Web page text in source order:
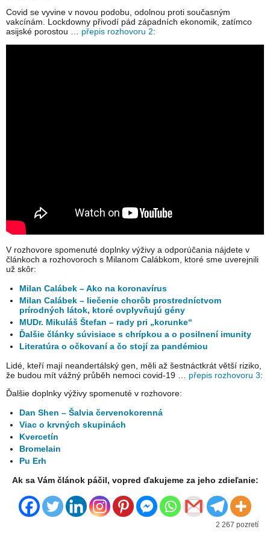
Covid se vyvine v novou podobu, odolnou proti současným
vakcínám. Lockdowny přivodí pád západních ekonomik, zatímco
asijské porostou … přepis rozhovoru 2:
V rozhovore spomenuté doplnky výživy a odporúčania nájdete v
článkoch a rozhovoroch s Milanom Calábkom, ktoré sme uverejnili
už skôr:
Milan Calábek – Ako na koronavírus
Milan Calábek – liečenie chorôb prostredníctvom
prírodných látok, ktoré ovplyvňujú gény
MUDr. Mikuláš Štefan – rady pri „korunke“
Ďalšie články súvisiace s chrípkou a o posilnení imunity
Literatúra o očkovaní a čo stojí za pandémiou
Lidé, kteří mají neandertálský gen, měli až šestnáctkrát větší riziko,
že budou mít vážný průběh nemoci covid-19 … přepis rozhovoru 3:
Ďalšie doplnky výživy spomenuté v rozhovore:
Dan Shen – Šalvia červenokorenná
Viac o krvných skupinách
Kvercetín
Bromelain
Pu Erh
Ak sa Vám článok páčil, vopred ďakujeme za jeho zdieľanie:
2 267 pozretí